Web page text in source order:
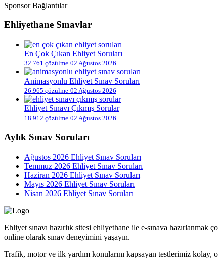
Sponsor Bağlantılar
Ehliyethane Sınavlar
En Çok Çıkan Ehliyet Soruları
32.761 çözülme 02 Ağustos 2026
Animasyonlu Ehliyet Sınav Soruları
26.965 çözülme 02 Ağustos 2026
Ehliyet Sınavı Çıkmış Sorular
18.912 çözülme 02 Ağustos 2026
Aylık Sınav Soruları
Ağustos 2026 Ehliyet Sınav Soruları
Temmuz 2026 Ehliyet Sınav Soruları
Haziran 2026 Ehliyet Sınav Soruları
Mayıs 2026 Ehliyet Sınav Soruları
Nisan 2026 Ehliyet Sınav Soruları
Ehliyet sınavı hazırlık sitesi ehliyethane ile e-sınava hazırlanmak
online olarak sınav deneyimini yaşayın.
Trafik, motor ve ilk yardım konularını kapsayan testlerimiz kolay,